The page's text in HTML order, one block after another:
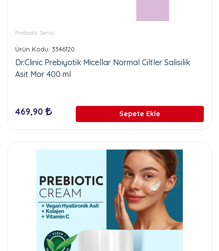
Prebiotic Serisi
Ürün Kodu: 3346120
Dr.Clinic Prebiyotik Micellar Normal Ciltler Salisilik
Asit Mor 400 ml
469,90 Sepete Ekle